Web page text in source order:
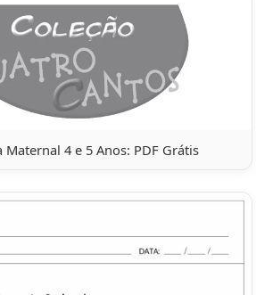
Maternal 4 e 5 Anos: PDF Grátis